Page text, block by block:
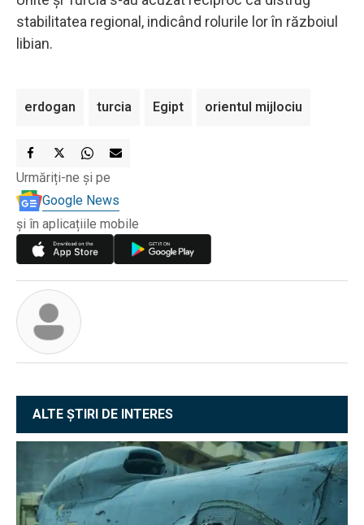
stabilitatea regional, indicând rolurile lor în războiul
libian.
erdogan turcia Egipt orientul mijlociu
Urmăriți-ne și pe
Google News
și în aplicațiile mobile
ALTE ȘTIRI DE INTERES